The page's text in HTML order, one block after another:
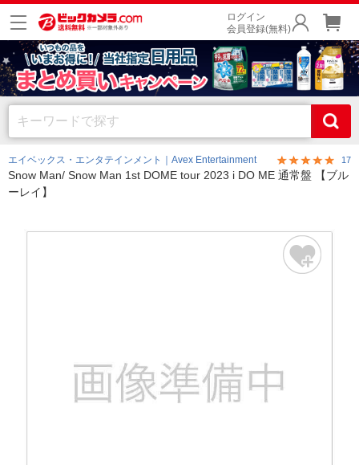
ログイン
会員登録(無料)
エイベックス・エンタテインメント｜Avex Entertainment 17
Snow Man/ Snow Man 1st DOME tour 2023 i DO ME 通常盤 【ブル
ーレイ】